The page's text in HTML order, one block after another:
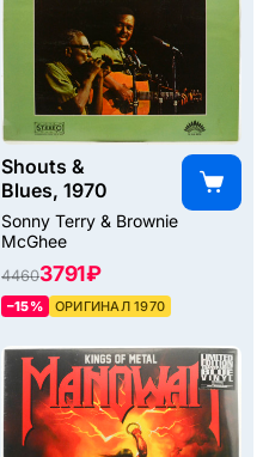
Shouts &
Blues, 1970
Sonny Terry & Brownie
McGhee
44603791 ₽
–15% ОРИГИНАЛ 1970